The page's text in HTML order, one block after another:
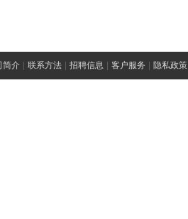
简介 联系方法 招聘信息 客户服务 隐私政策